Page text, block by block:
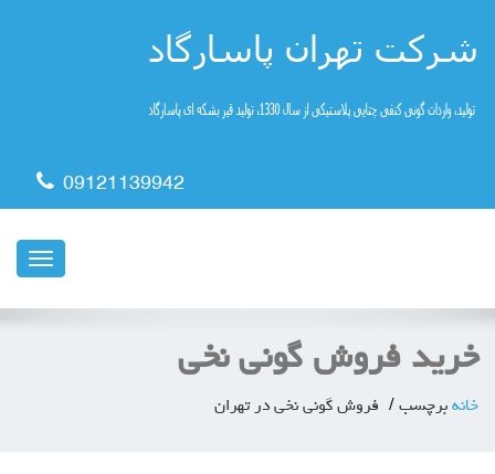
09121139942
ناوبری
خرید فروش گونی نخی
خانه برچسب فروش گونی نخی در تهران